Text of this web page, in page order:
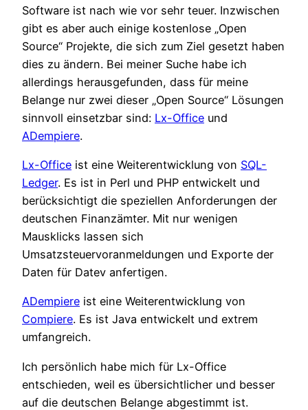
Software ist nach wie vor sehr teuer. Inzwischen
gibt es aber auch einige kostenlose „Open
Source“ Projekte, die sich zum Ziel gesetzt haben
dies zu ändern. Bei meiner Suche habe ich
allerdings herausgefunden, dass für meine
Belange nur zwei dieser „Open Source“ Lösungen
sinnvoll einsetzbar sind: Lx-Office und
ADempiere.
Lx-Office ist eine Weiterentwicklung von SQL-
Ledger. Es ist in Perl und PHP entwickelt und
berücksichtigt die speziellen Anforderungen der
deutschen Finanzämter. Mit nur wenigen
Mausklicks lassen sich
Umsatzsteuervoranmeldungen und Exporte der
Daten für Datev anfertigen.
ADempiere ist eine Weiterentwicklung von
Compiere. Es ist Java entwickelt und extrem
umfangreich.
Ich persönlich habe mich für Lx-Office
entschieden, weil es übersichtlicher und besser
auf die deutschen Belange abgestimmt ist.